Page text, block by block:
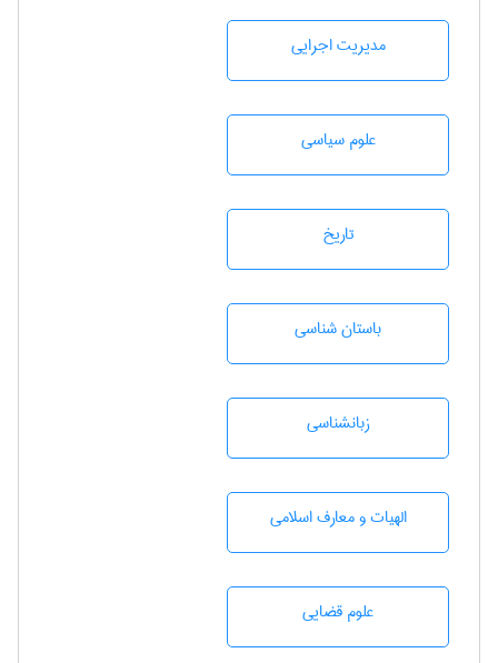
مديريت اجرايی
علوم سياسی
تاريخ
باستان شناسی
زبانشناسی
الهیات و معارف اسلامی
علوم قضایی